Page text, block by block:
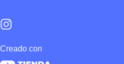
Creado con